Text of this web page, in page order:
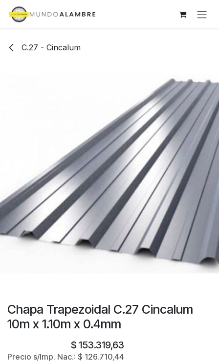
Ir al contenido
C.27 - Cincalum
Chapa Trapezoidal C.27 Cincalum
10m x 1.10m x 0.4mm
$ 153.319,63
Precio s/Imp. Nac.: $ 126.710,44